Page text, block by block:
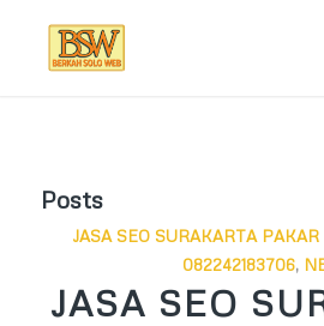
Posts
JASA SEO SURAKARTA
082242183706,
JASA SEO